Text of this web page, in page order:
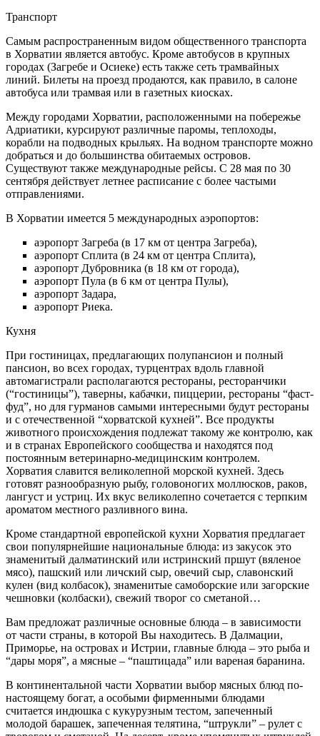
Транспорт
Самым распространенным видом общественного транспорта
в Хорватии является автобус. Кроме автобусов в крупных
городах (Загребе и Осиеке) есть также сеть трамвайных
линий. Билеты на проезд продаются, как правило, в салоне
автобуса или трамвая или в газетных киосках.
Между городами Хорватии, расположенными на побережье
Адриатики, курсируют различные паромы, теплоходы,
корабли на подводных крыльях. На водном транспорте можно
добраться и до большинства обитаемых островов.
Существуют также международные рейсы. С 28 мая по 30
сентября действует летнее расписание с более частыми
отправлениями.
В Хорватии имеется 5 международных аэропортов:
аэропорт Загреба (в 17 км от центра Загреба),
аэропорт Сплита (в 24 км от центра Сплита),
аэропорт Дубровника (в 18 км от города),
аэропорт Пула (в 6 км от центра Пулы),
аэропорт Задара,
аэропорт Риека.
Кухня
При гостиницах, предлагающих полупансион и полный
пансион, во всех городах, турцентрах вдоль главной
автомагистрали располагаются рестораны, ресторанчики
(“гостиницы”), таверны, кабачки, пиццерии, рестораны “фаст-
фуд”, но для гурманов самыми интересными будут рестораны
и с отечественной “хорватской кухней”. Все продукты
животного происхождения подлежат такому же контролю, как
и в странах Европейского сообщества и находятся под
постоянным ветеринарно-медицинским контролем.
Хорватия славится великолепной морской кухней. Здесь
готовят разнообразную рыбу, головоногих моллюсков, раков,
лангуст и устриц. Их вкус великолепно сочетается с терпким
ароматом местного разливного вина.
Кроме стандартной европейской кухни Хорватия предлагает
свои популярнейшие национальные блюда: из закусок это
знаменитый далматинский или истринский пршут (вяленое
мясо), пашский или личский сыр, овечий сыр, славонский
кулен (вид колбасок), знаменитые самоборские или загорские
чешновки (колбаски), свежий творог со сметаной…
Вам предложат различные основные блюда – в зависимости
от части страны, в которой Вы находитесь. В Далмации,
Приморье, на островах и Истрии, главные блюда – это рыба и
“дары моря”, а мясные – “паштицада” или вареная баранина.
В континентальной части Хорватии выбор мясных блюд по-
настоящему богат, а особыми фирменными блюдами
считается индюшка с кукурузным тестом, запеченный
молодой барашек, запеченная телятина, “штрукли” – рулет с